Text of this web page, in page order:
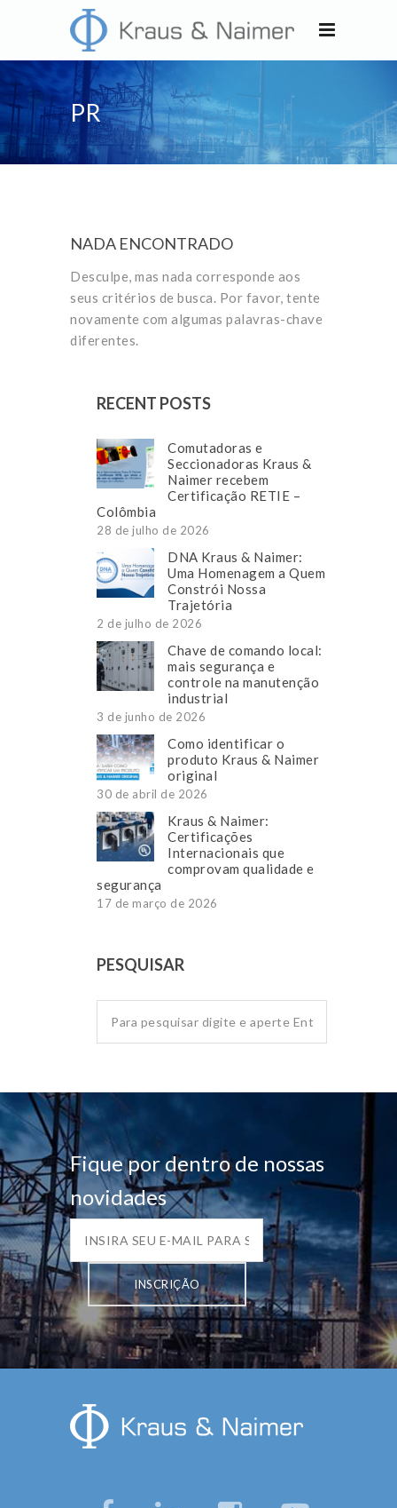
PR
NADA ENCONTRADO
Desculpe, mas nada corresponde aos
seus critérios de busca. Por favor, tente
novamente com algumas palavras-chave
diferentes.
RECENT POSTS
Comutadoras e
Seccionadoras Kraus &
Naimer recebem
Certificação RETIE –
Colômbia
28 de julho de 2026
DNA Kraus & Naimer:
Uma Homenagem a Quem
Constrói Nossa
Trajetória
2 de julho de 2026
Chave de comando local:
mais segurança e
controle na manutenção
industrial
3 de junho de 2026
Como identificar o
produto Kraus & Naimer
original
30 de abril de 2026
Kraus & Naimer:
Certificações
Internacionais que
comprovam qualidade e
segurança
17 de março de 2026
PESQUISAR
Fique por dentro de nossas
novidades